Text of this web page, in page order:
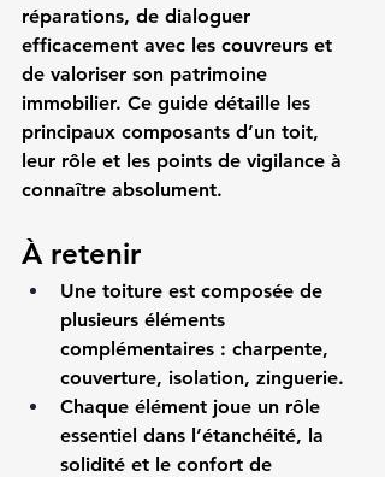
réparations, de dialoguer
efficacement avec les couvreurs et
de valoriser son patrimoine
immobilier. Ce guide détaille les
principaux composants d’un toit,
leur rôle et les points de vigilance à
connaître absolument.
À retenir
Une toiture est composée de
plusieurs éléments
complémentaires : charpente,
couverture, isolation, zinguerie.
Chaque élément joue un rôle
essentiel dans l’étanchéité, la
solidité et le confort de